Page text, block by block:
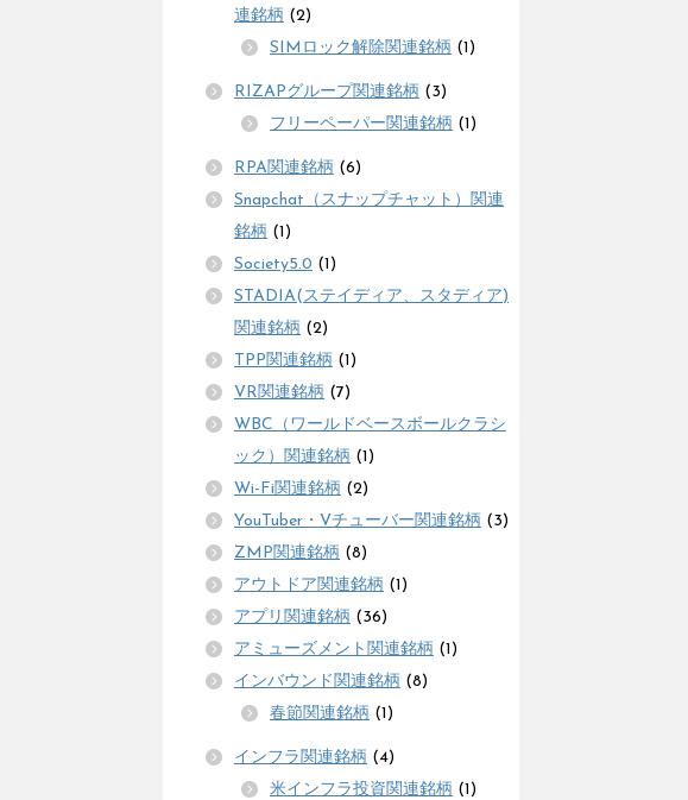
連銘柄 (2)
SIMロック解除関連銘柄 (1)
RIZAPグループ関連銘柄 (3)
フリーペーパー関連銘柄 (1)
RPA関連銘柄 (6)
Snapchat（スナップチャット）関連
銘柄 (1)
Society5.0 (1)
STADIA(ステイディア、スタディア)
関連銘柄 (2)
TPP関連銘柄 (1)
VR関連銘柄 (7)
WBC（ワールドベースボールクラシ
ック）関連銘柄 (1)
Wi-Fi関連銘柄 (2)
YouTuber・Vチューバー関連銘柄 (3)
ZMP関連銘柄 (8)
アウトドア関連銘柄 (1)
アプリ関連銘柄 (36)
アミューズメント関連銘柄 (1)
インバウンド関連銘柄 (8)
春節関連銘柄 (1)
インフラ関連銘柄 (4)
米インフラ投資関連銘柄 (1)